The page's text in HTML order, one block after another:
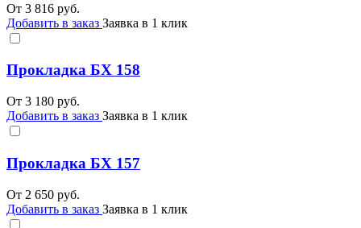
От 3 816 руб.
Добавить в заказ Заявка в 1 клик
Прокладка БХ 158
От 3 180 руб.
Добавить в заказ Заявка в 1 клик
Прокладка БХ 157
От 2 650 руб.
Добавить в заказ Заявка в 1 клик